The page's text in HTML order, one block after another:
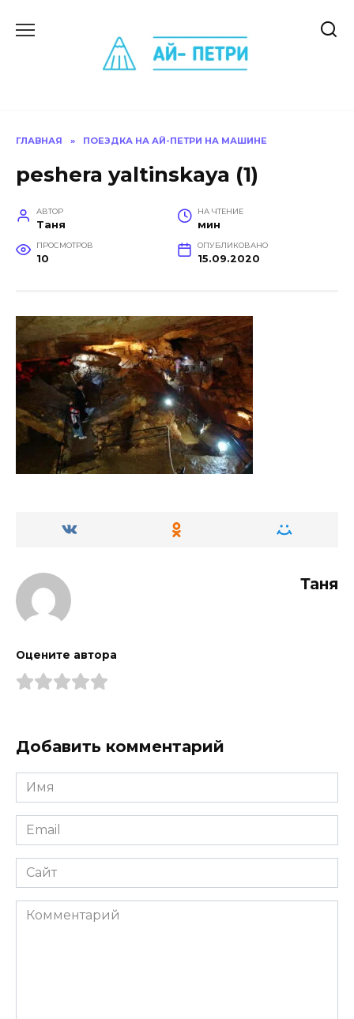
ГЛАВНАЯ » ПОЕЗДКА НА АЙ-ПЕТРИ НА МАШИНЕ
peshera yaltinskaya (1)
АВТОР
Таня
НА ЧТЕНИЕ
мин
ПРОСМОТРОВ
10
ОПУБЛИКОВАНО
15.09.2020
Таня
Оцените автора
Добавить комментарий
Имя
*
Email
*
Сайт
Комментарий